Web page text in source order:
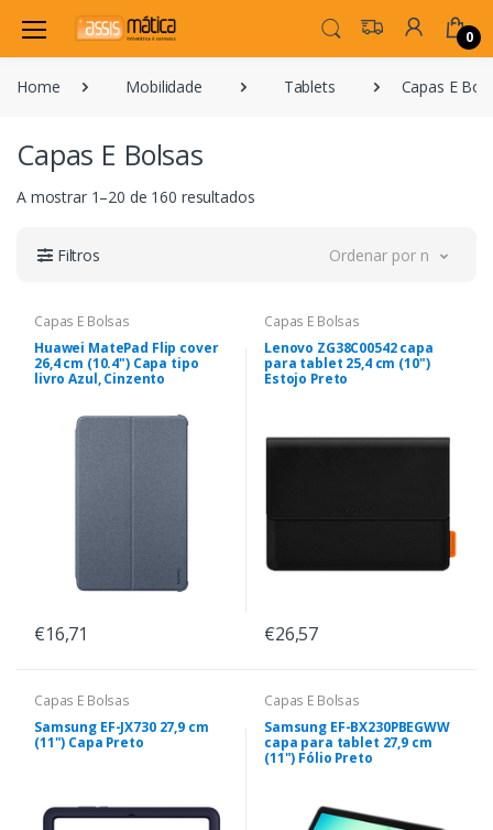
0
Home Mobilidade Tablets Capas E
Capas E Bolsas
A mostrar 1–20 de 160 resultados
Filtros Ordenar por novidade
Capas E Bolsas
Huawei MatePad Flip cover
26,4 cm (10.4") Capa tipo
livro Azul, Cinzento
€16,71
Capas E Bolsas
Lenovo ZG38C00542 capa
para tablet 25,4 cm (10")
Estojo Preto
€26,57
Capas E Bolsas
Samsung EF-JX730 27,9 cm
(11") Capa Preto
Capas E Bolsas
Samsung EF-BX230PBEGWW
capa para tablet 27,9 cm
(11") Fólio Preto